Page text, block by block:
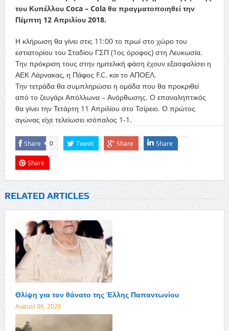
του Κυπέλλου Coca – Cola θα πραγματοποιηθεί την
Πέμπτη 12 Απριλίου 2018.
Η κλήρωση θα γίνει στις 11:00 το πρωί στο χώρο του
εστιατορίου του Σταδίου ΓΣΠ (1ος όροφος) στη Λευκωσία.
Την πρόκριση τους στην ημιτελική φάση έχουν εξασφαλίσει η
ΑΕΚ Λάρνακας, η Πάφος F.C. και το ΑΠΟΕΛ.
Την τετράδα θα συμπληρώσει η ομάδα που θα προκριθεί
από το ζευγάρι Απόλλωνα – Ανόρθωσης. Ο επαναληπτικός
θα γίνει την Τετάρτη 11 Απριλίου στο Τσίρειο. Ο πρώτος
αγώνας είχε τελείωσει ισόπαλος 1-1.
Share 0 Tweet Share Share
Share
RELATED ARTICLES
Θλίψη για τον θάνατο της Έλλης Παπαντωνίου
August 06, 2026